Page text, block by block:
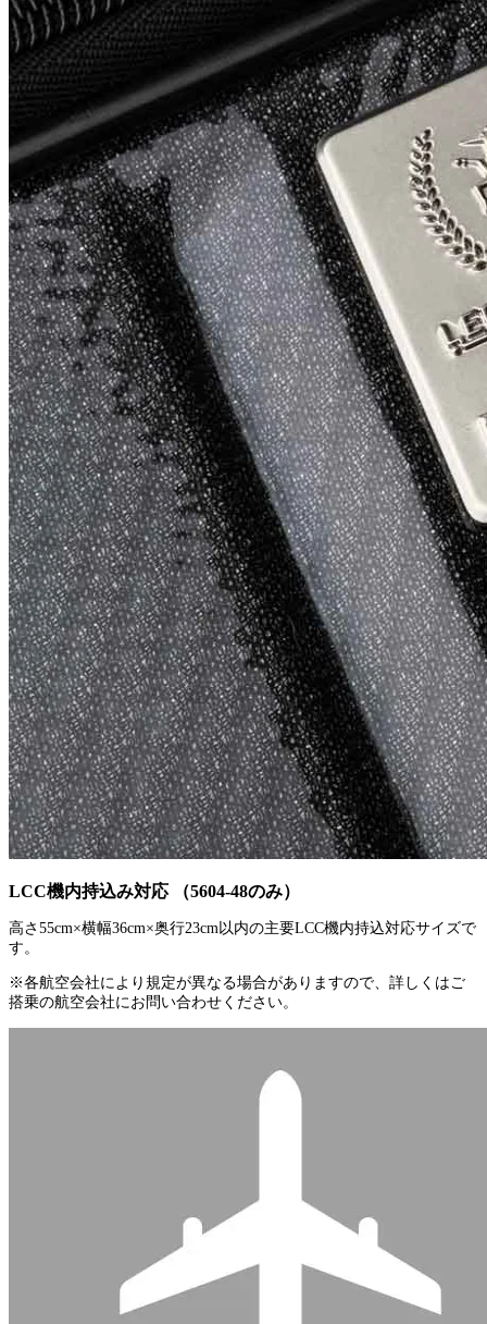
LCC機内持込み対応 （5604-48のみ）
高さ55cm×横幅36cm×奥行23cm以内の主要LCC機内持込対応サイズで
す。
※各航空会社により規定が異なる場合がありますので、詳しくはご
搭乗の航空会社にお問い合わせください。